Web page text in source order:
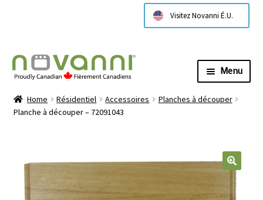
Visitez Novanni É.U.
Menu
À propos de nous
menu
Technical Information
child
Contactez nous
Home Résidentiel Accessoires
Planches à découper
Planche à découper – 72091043